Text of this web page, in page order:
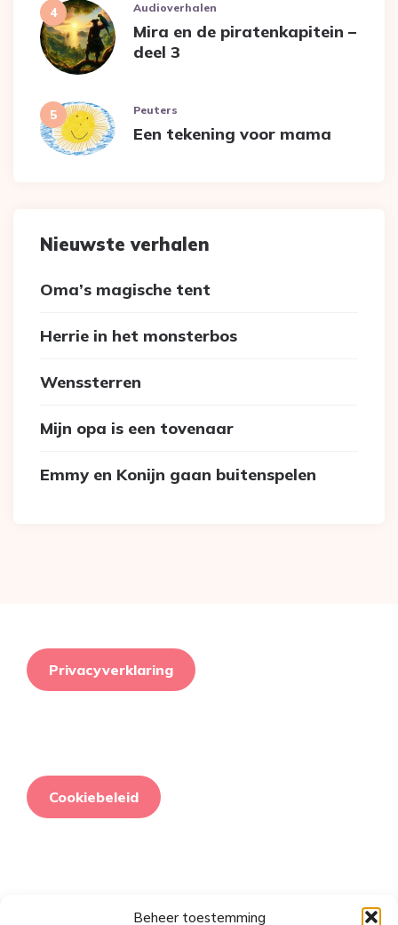
Beheer toestemming
Audioverhalen
Mira en de piratenkapitein –
deel 3
Peuters
Een tekening voor mama
Nieuwste verhalen
Oma’s magische tent
Herrie in het monsterbos
Wenssterren
Mijn opa is een tovenaar
Emmy en Konijn gaan buitenspelen
Privacyverklaring
Cookiebeleid